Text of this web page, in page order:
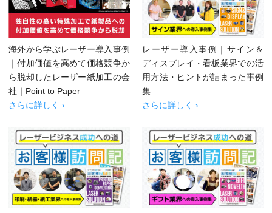
海外から学ぶレーザー導入事例
｜付加価値を高めて価格競争か
ら脱却したレーザー紙加工の会
社｜Point to Paper
さらに詳しく ›
レーザー導入事例｜サイン＆
ディスプレイ・看板業界での活
用方法・ヒントが詰まった事例
集
さらに詳しく ›